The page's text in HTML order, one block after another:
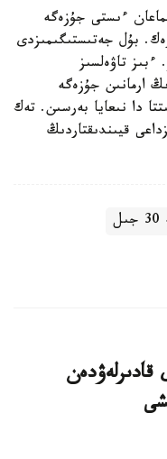
ءىستى جۇزەگە
بۇل جەتىستىگىمىزدى
ءبىز تاۋەلسىز
ارمانىن جۇزەگە
دا نىعايا بەرسىن. تەك
قيىندىقتاردىڭ